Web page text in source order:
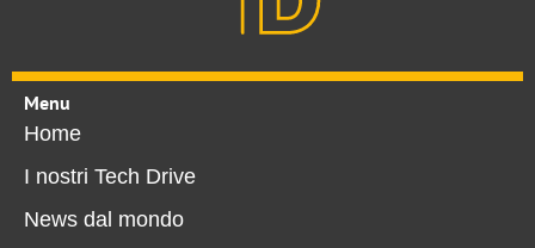
Menu
Home
I nostri Tech Drive
News dal mondo